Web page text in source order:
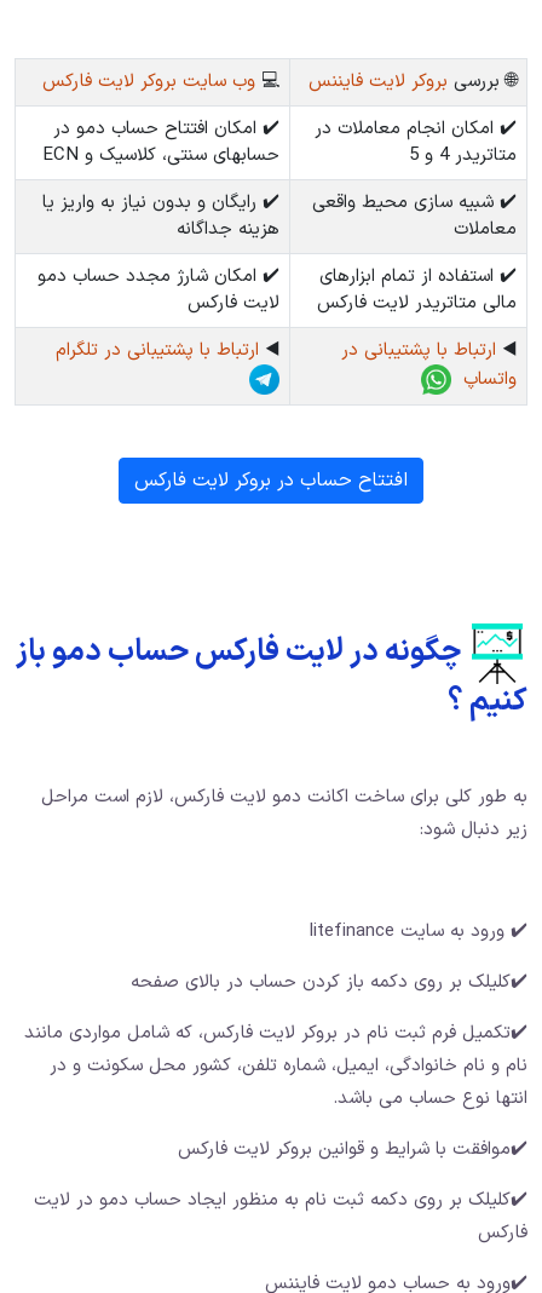
🌐 بررسی بروکر لایت فایننس 💻 وب سایت بروکر لایت فارکس
✔️ امکان انجام معاملات در
متاتریدر 4 و 5
✔️ امکان افتتاح حساب دمو در
حسابهای سنتی، کلاسیک و ECN
✔️ شبیه سازی محیط واقعی
معاملات
✔️ رایگان و بدون نیاز به واریز یا
هزینه جداگانه
✔️ استفاده از تمام ابزارهای
مالی متاتریدر لایت فارکس
✔️ امکان شارژ مجدد حساب دمو
لایت فارکس
◀️ ارتباط با پشتیبانی در
واتساپ
◀️ ارتباط با پشتیبانی در تلگرام
افتتاح حساب در بروکر لایت فارکس
چگونه در لایت فارکس حساب دمو باز
کنیم ؟
به طور کلی برای ساخت اکانت دمو لایت فارکس، لازم است مراحل
زیر دنبال شود:
✔️ ورود به سایت litefinance
✔️کلیلک بر روی دکمه باز کردن حساب در بالای صفحه
✔️تکمیل فرم ثبت نام در بروکر لایت فارکس، که شامل مواردی مانند
نام و نام خانوادگی، ایمیل، شماره تلفن، کشور محل سکونت و در
انتها نوع حساب می باشد.
✔️موافقت با شرایط و قوانین بروکر لایت فارکس
✔️کلیلک بر روی دکمه ثبت نام به منظور ایجاد حساب دمو در لایت
فارکس
✔️ورود به حساب دمو لایت فایننس